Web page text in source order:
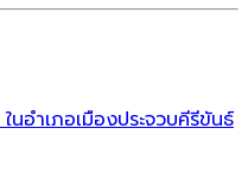
อำเภอเมืองประจวบคีรีขันธ์